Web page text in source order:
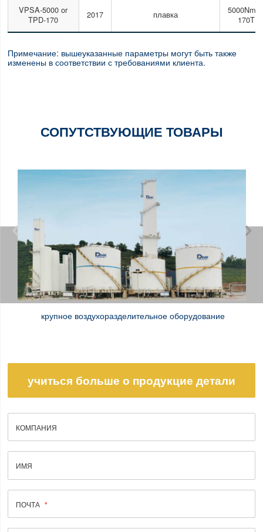
VPSA-5000 or
TPD-170
2017 плавка
Примечание: вышеуказанные параметры могут быть также
изменены в соответствии с требованиями клиента.
СОПУТСТВУЮЩИЕ ТОВАРЫ
крупное воздухоразделительное оборудование
 
учиться больше о продукцие детали
КОМПАНИЯ
ИМЯ
ПОЧТА